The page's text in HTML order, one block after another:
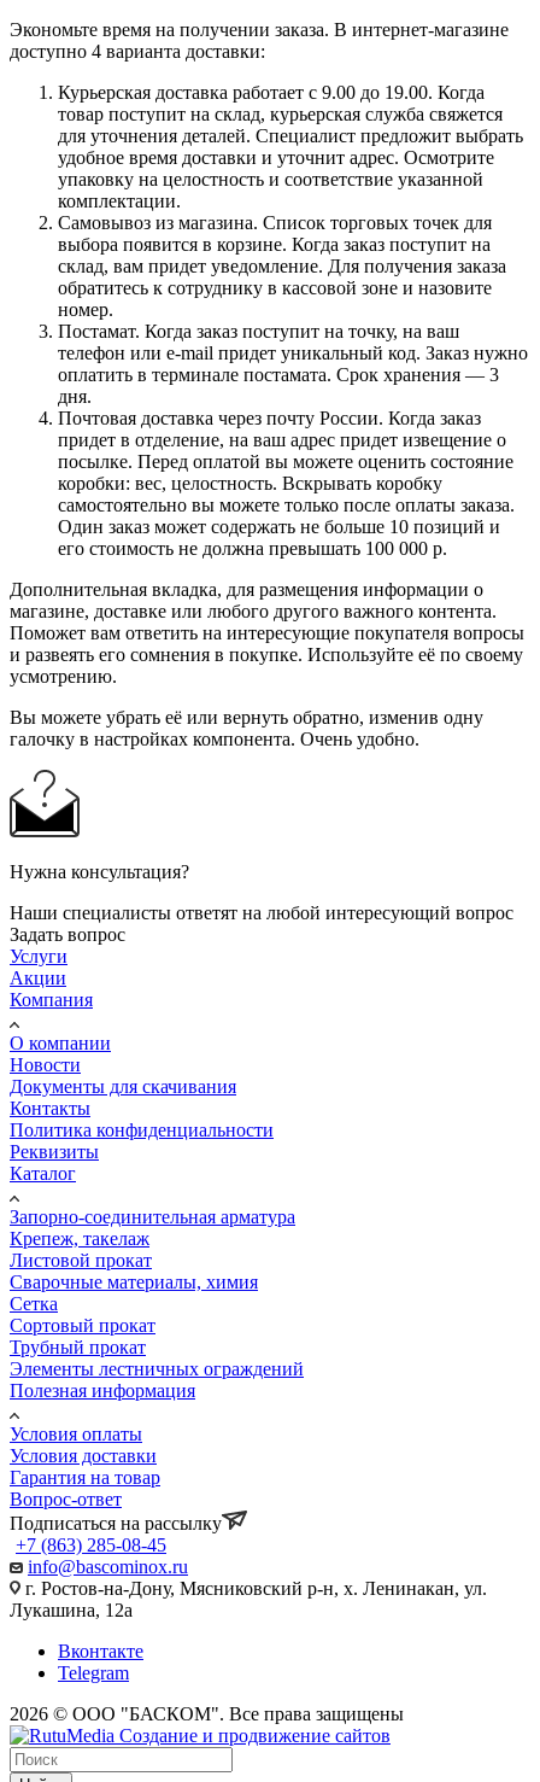
Экономьте время на получении заказа. В интернет-магазине
доступно 4 варианта доставки:
Курьерская доставка работает с 9.00 до 19.00. Когда
товар поступит на склад, курьерская служба свяжется
для уточнения деталей. Специалист предложит выбрать
удобное время доставки и уточнит адрес. Осмотрите
упаковку на целостность и соответствие указанной
комплектации.
Самовывоз из магазина. Список торговых точек для
выбора появится в корзине. Когда заказ поступит на
склад, вам придет уведомление. Для получения заказа
обратитесь к сотруднику в кассовой зоне и назовите
номер.
Постамат. Когда заказ поступит на точку, на ваш
телефон или e-mail придет уникальный код. Заказ нужно
оплатить в терминале постамата. Срок хранения — 3
дня.
Почтовая доставка через почту России. Когда заказ
придет в отделение, на ваш адрес придет извещение о
посылке. Перед оплатой вы можете оценить состояние
коробки: вес, целостность. Вскрывать коробку
самостоятельно вы можете только после оплаты заказа.
Один заказ может содержать не больше 10 позиций и
его стоимость не должна превышать 100 000 р.
Дополнительная вкладка, для размещения информации о
магазине, доставке или любого другого важного контента.
Поможет вам ответить на интересующие покупателя вопросы
и развеять его сомнения в покупке. Используйте её по своему
усмотрению.
Вы можете убрать её или вернуть обратно, изменив одну
галочку в настройках компонента. Очень удобно.
Нужна консультация?
Наши специалисты ответят на любой интересующий вопрос
Задать вопрос
Услуги
Акции
Компания
О компании
Новости
Документы для скачивания
Контакты
Политика конфиденциальности
Реквизиты
Каталог
Запорно-соединительная арматура
Крепеж, такелаж
Листовой прокат
Сварочные материалы, химия
Сетка
Сортовый прокат
Трубный прокат
Элементы лестничных ограждений
Полезная информация
Условия оплаты
Условия доставки
Гарантия на товар
Вопрос-ответ
Подписаться на рассылку
+7 (863) 285-08-45
info@bascominox.ru
г. Ростов-на-Дону, Мясниковский р-н, х. Ленинакан, ул.
Лукашина, 12а
Вконтакте
Telegram
2026 © ООО "БАСКОМ". Все права защищены